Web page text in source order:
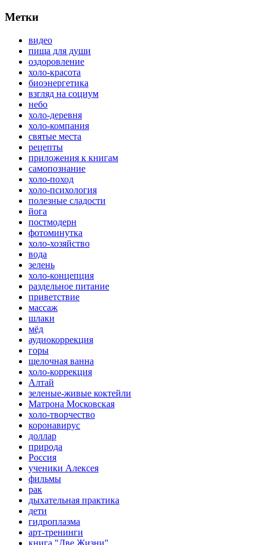
Метки
видео
пища для души
оздоровление
холо-красота
биоэнергетика
взгляд на социум
небо
холо-деревня
холо-компания
святые места
рецепты
приложения к книгам
самопознание
холо-поход
холо-психология
полезные сладости
йога
постмодерн
фотоминутка
холо-хозяйство
вода
зелень
холо-концепция
раздельное питание
приветствие
массаж
шлаки
мёд
аудиокоррекция
горы
щелочная ванна
холо-коррекция
Алтай
зеленые-живые коктейли
Матрона Московская
холо-творчество
коронавирус
доллар
природа
Россия
ученики Алексея
фильмы
рак
дыхательная практика
дети
гидроплазма
арт-тренинги
книга "Две Жизни"